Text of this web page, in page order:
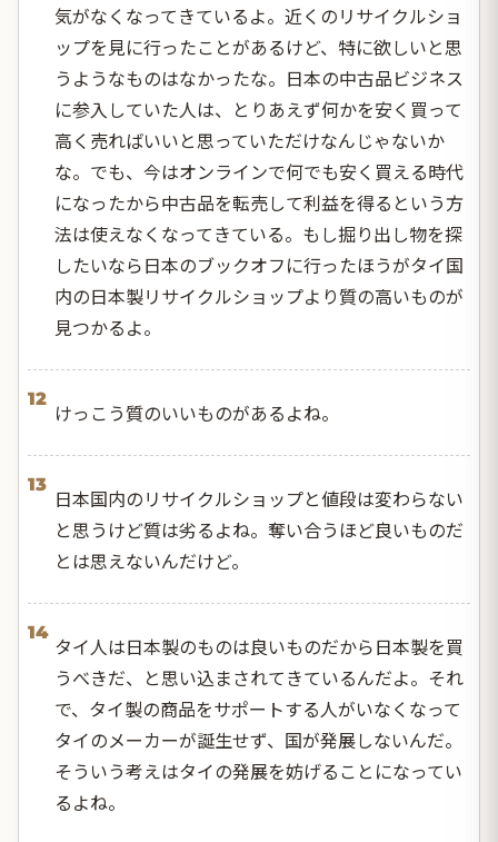
気がなくなってきているよ。近くのリサイクルショ
ップを見に行ったことがあるけど、特に欲しいと思
うようなものはなかったな。日本の中古品ビジネス
に参入していた人は、とりあえず何かを安く買って
高く売ればいいと思っていただけなんじゃないか
な。でも、今はオンラインで何でも安く買える時代
になったから中古品を転売して利益を得るという方
法は使えなくなってきている。もし掘り出し物を探
したいなら日本のブックオフに行ったほうがタイ国
内の日本製リサイクルショップより質の高いものが
見つかるよ。
12
けっこう質のいいものがあるよね。
13
日本国内のリサイクルショップと値段は変わらない
と思うけど質は劣るよね。奪い合うほど良いものだ
とは思えないんだけど。
14
タイ人は日本製のものは良いものだから日本製を買
うべきだ、と思い込まされてきているんだよ。それ
で、タイ製の商品をサポートする人がいなくなって
タイのメーカーが誕生せず、国が発展しないんだ。
そういう考えはタイの発展を妨げることになってい
るよね。